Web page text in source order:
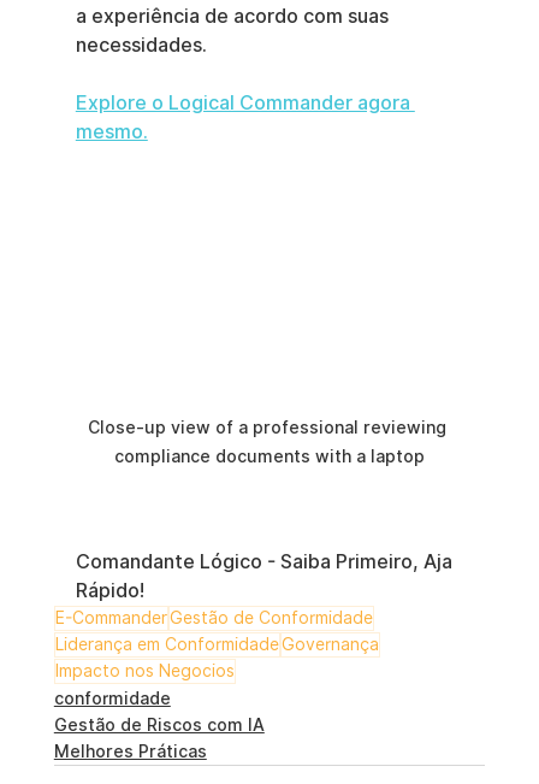
a experiência de acordo com suas
necessidades.
Explore o Logical Commander agora
mesmo.
Close-up view of a professional reviewing
compliance documents with a laptop
Comandante Lógico - Saiba Primeiro, Aja
Rápido!
E-CommanderGestão de Conformidade
Liderança em ConformidadeGovernança
Impacto nos Negocios
conformidade
Gestão de Riscos com IA
Melhores Práticas